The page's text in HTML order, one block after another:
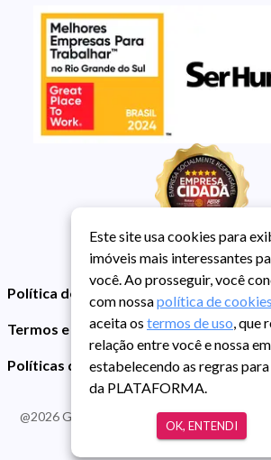
Política de Privacidade
Termos e Condições de Uso
Políticas de Cookies
@2026Guarida Imóvel. Todos os direitos
413J | CNPJ Guarida:
Este site usa cookies para
imóveis mais interessantes
você. Ao prosseguir, você
com nossapolítica de cookies
aceita os termos de uso, que
relação entre você e nossa
estabelecendo as regras
da PLATAFORMA.
OK, ENTENDI